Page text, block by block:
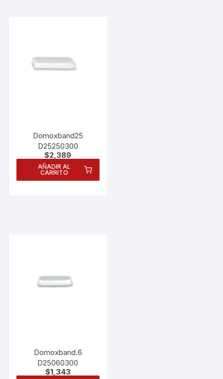
Domoxband25
D25250300
$2,389
AÑADIR AL
CARRITO
Domoxband.6
D25060300
$1,343
cookies,
algunas
Al compartir tus
intereses y
comportamiento
mientras visitas